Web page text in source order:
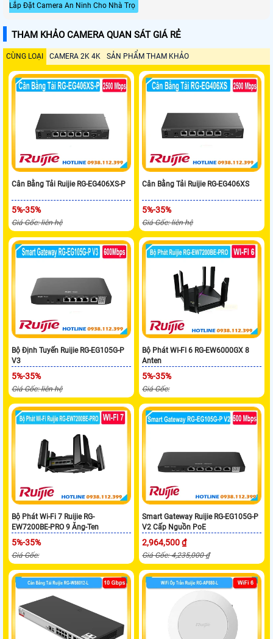
Lắp Đặt Camera An Ninh Cho Nhà Trọ
THAM KHẢO CAMERA QUAN SÁT GIÁ RẺ
CÙNG LOẠI CAMERA 2K 4K SẢN PHẨM THAM KHẢO
Cân Bằng Tải Ruijie RG-EG406XS-P
5%-35%
Giá Gốc: liên hệ
Cân Bằng Tải Ruijie RG-EG406XS
5%-35%
Giá Gốc: liên hệ
Bộ Định Tuyến Ruijie RG-EG105G-P
V3
5%-35%
Giá Gốc: liên hệ
Bộ Phát WI-FI 6 RG-EW6000GX 8
Anten
5%-35%
Giá Gốc:
Bộ Phát Wi-Fi 7 Ruijie RG-
EW7200BE-PRO 9 Ăng-Ten
5%-35%
Giá Gốc:
Smart Gateway Ruijie RG-EG105G-P
V2 Cấp Nguồn PoE
2,964,500 ₫
Giá Gốc: 4,235,000 ₫